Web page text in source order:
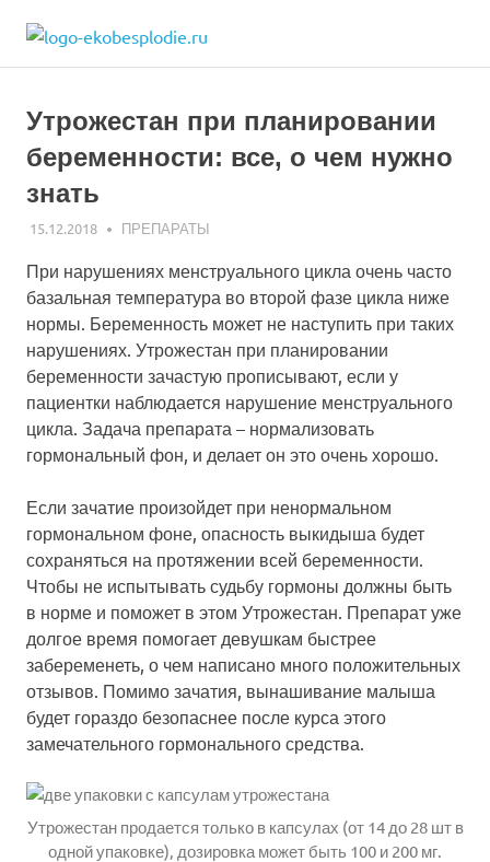
content
и
лечении
бесплодия
Утрожестан при планировании
беременности: все, о чем нужно
знать
15.12.2018 ЭКО-1
ПРЕПАРАТЫ
При нарушениях менструального цикла очень часто
базальная температура во второй фазе цикла ниже
нормы. Беременность может не наступить при таких
нарушениях. Утрожестан при планировании
беременности зачастую прописывают, если у
пациентки наблюдается нарушение менструального
цикла. Задача препарата – нормализовать
гормональный фон, и делает он это очень хорошо.
Если зачатие произойдет при ненормальном
гормональном фоне, опасность выкидыша будет
сохраняться на протяжении всей беременности.
Чтобы не испытывать судьбу гормоны должны быть
в норме и поможет в этом Утрожестан. Препарат уже
долгое время помогает девушкам быстрее
забеременеть, о чем написано много положительных
отзывов. Помимо зачатия, вынашивание малыша
будет гораздо безопаснее после курса этого
замечательного гормонального средства.
Утрожестан продается только в капсулах (от 14 до 28 шт в
одной упаковке), дозировка может быть 100 и 200 мг.